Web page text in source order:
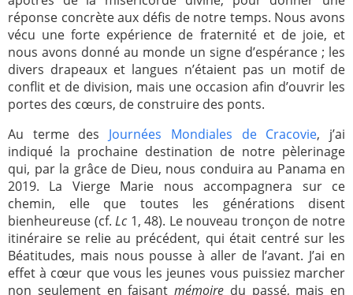
réponse concrète aux défis de notre temps. Nous avons
vécu une forte expérience de fraternité et de joie, et
nous avons donné au monde un signe d’espérance ; les
divers drapeaux et langues n’étaient pas un motif de
conflit et de division, mais une occasion afin d’ouvrir les
portes des cœurs, de construire des ponts.
Au terme des Journées Mondiales de Cracovie, j’ai
indiqué la prochaine destination de notre pèlerinage
qui, par la grâce de Dieu, nous conduira au Panama en
2019. La Vierge Marie nous accompagnera sur ce
chemin, elle que toutes les générations disent
bienheureuse (cf.Lc1, 48). Le nouveau tronçon de notre
itinéraire se relie au précédent, qui était centré sur les
Béatitudes, mais nous pousse à aller de l’avant. J’ai en
effet à cœur que vous les jeunes vous puissiez marcher
non seulement en faisant mémoire du passé, mais en